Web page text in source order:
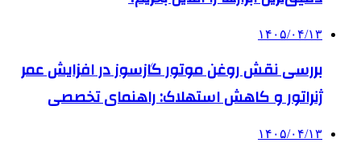
۱۴۰۵/۰۴/۱۳
بررسی نقش روغن موتور گازسوز در افزایش عمر
ژنراتور و کاهش استهلاک: راهنمای تخصصی
۱۴۰۵/۰۴/۱۳